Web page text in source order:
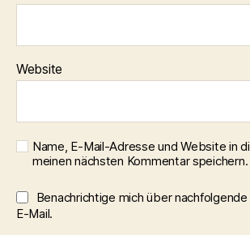
Website
Name, E-Mail-Adresse und Website in
meinen nächsten Kommentar speichern.
Benachrichtige mich über
E-Mail.